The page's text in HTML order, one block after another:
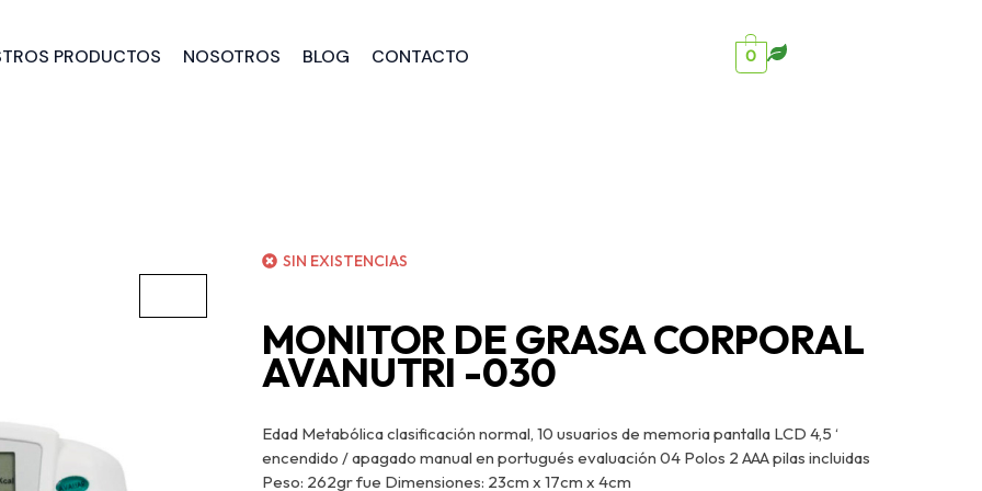
PRODUCTOS NOSOTROS BLOG CONTACTO 0
SIN EXISTENCIAS
MONITOR DE GRASA CORPORAL
AVANUTRI -030
Edad Metabólica clasificación normal, 10 usuarios de memoria pantalla LCD 4,5 ‘
encendido / apagado manual en portugués evaluación 04 Polos 2 AAA pilas incluidas
Peso: 262gr fue Dimensiones: 23cm x 17cm x 4cm